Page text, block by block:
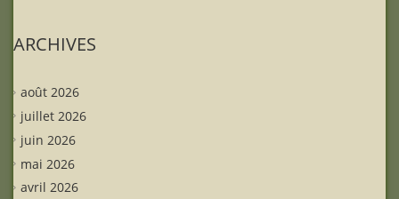
ARCHIVES
août 2026
juillet 2026
juin 2026
mai 2026
avril 2026